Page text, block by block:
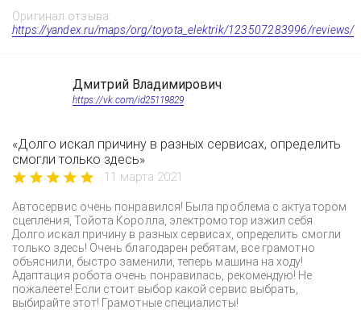
Оригинал отзыва:
https://yandex.ru/maps/org/toyota_elektrik/123507283996/reviews/
Дмитрий Владимирович
https://vk.com/id25119829
«Долго искал причину в разных сервисах, определить
смогли только здесь»
11 марта 2021
Автосервис очень понравился! Была проблема с актуатором
сцепления, Тойота Королла, электромотор изжил себя.
Долго искал причину в разных сервисах, определить смогли
только здесь! Очень благодарен ребятам, все грамотно
объяснили, быстро заменили, теперь машина на ходу!
Адаптация робота очень понравилась, рекомендую! Не
пожалеете! Если стоит выбор какой сервис выбрать,
выбирайте этот! Грамотные специалисты!